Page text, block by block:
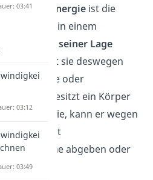
Energieist die
die in einem
aufgrund seiner Lage
Du nennst sie deswegen
Lageenergie oder
Besitzt ein Körper
Energie, kann er wegen
Lage Arbeit
Wärme abgeben oder
03:41
03:12
03:49